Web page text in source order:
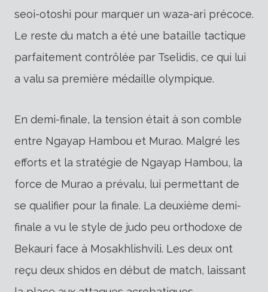
seoi-otoshi pour marquer un waza-ari précoce.
Le reste du match a été une bataille tactique
parfaitement contrôlée par Tselidis, ce qui lui
a valu sa première médaille olympique.
En demi-finale, la tension était à son comble
entre Ngayap Hambou et Murao. Malgré les
efforts et la stratégie de Ngayap Hambou, la
force de Murao a prévalu, lui permettant de
se qualifier pour la finale. La deuxième demi-
finale a vu le style de judo peu orthodoxe de
Bekauri face à Mosakhlishvili. Les deux ont
reçu deux shidos en début de match, laissant